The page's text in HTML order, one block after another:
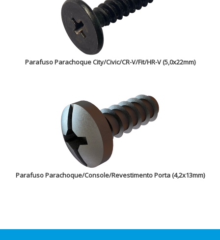
Parafuso Parachoque City/Civic/CR-V/Fit/HR-V (5,0x22mm)
Parafuso Parachoque/Console/Revestimento Porta (4,2x13mm)